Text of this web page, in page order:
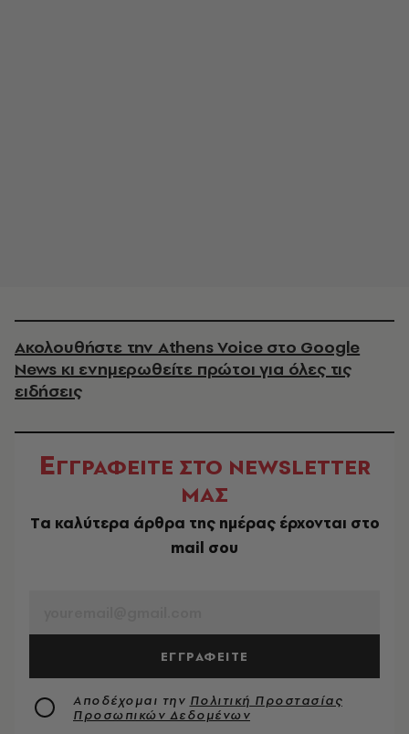
Ακολουθήστε την Athens Voice στο Google
News κι ενημερωθείτε πρώτοι για όλες τις
ειδήσεις
ΕΓΓΡΑΦΕΙΤΕ ΣΤΟ NEWSLETTER
ΜΑΣ
Tα καλύτερα άρθρα της ημέρας έρχονται στο
mail σου
ΕΓΓΡΑΦΕΙΤΕ
Αποδέχομαι την Πολιτική Προστασίας
Προσωπικών Δεδομένων